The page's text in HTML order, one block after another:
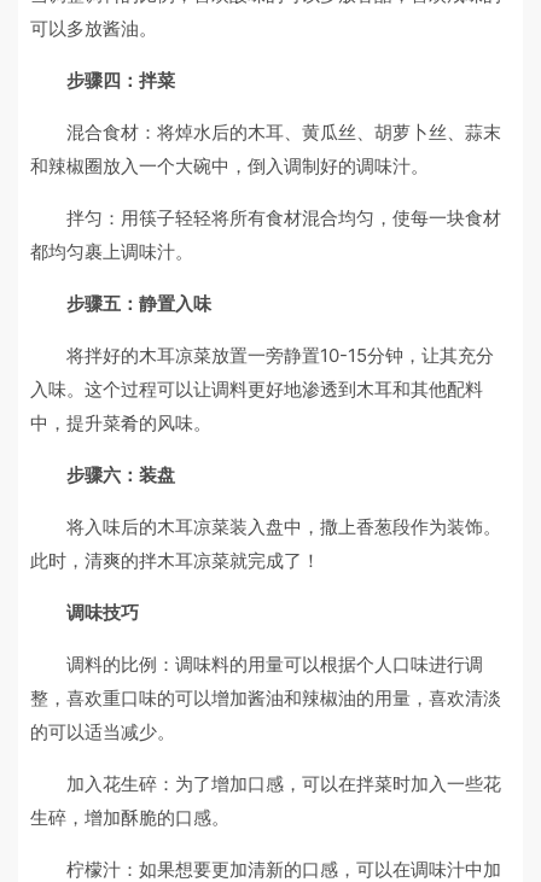
可以多放酱油。
步骤四：拌菜
混合食材：将焯水后的木耳、黄瓜丝、胡萝卜丝、蒜末
和辣椒圈放入一个大碗中，倒入调制好的调味汁。
拌匀：用筷子轻轻将所有食材混合均匀，使每一块食材
都均匀裹上调味汁。
步骤五：静置入味
将拌好的木耳凉菜放置一旁静置10-15分钟，让其充分
入味。这个过程可以让调料更好地渗透到木耳和其他配料
中，提升菜肴的风味。
步骤六：装盘
将入味后的木耳凉菜装入盘中，撒上香葱段作为装饰。
此时，清爽的拌木耳凉菜就完成了！
调味技巧
调料的比例：调味料的用量可以根据个人口味进行调
整，喜欢重口味的可以增加酱油和辣椒油的用量，喜欢清淡
的可以适当减少。
加入花生碎：为了增加口感，可以在拌菜时加入一些花
生碎，增加酥脆的口感。
柠檬汁：如果想要更加清新的口感，可以在调味汁中加